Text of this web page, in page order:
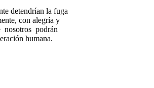
detendrían la fuga
con alegría y
podrán
humana.